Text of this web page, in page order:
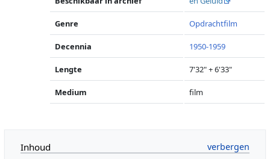
Genre Opdrachtfilm
Decennia 1950-1959
Lengte 7'32" + 6'33"
Medium film
Inhoud